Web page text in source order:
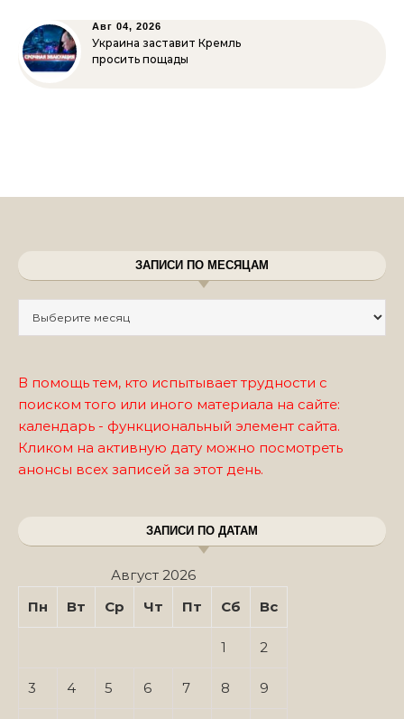
Авг 04, 2026
Украина заставит Кремль
просить пощады
ЗАПИСИ ПО МЕСЯЦАМ
В помощь тем, кто испытывает трудности с
поиском того или иного материала на сайте:
календарь - функциональный элемент сайта.
Кликом на активную дату можно посмотреть
анонсы всех записей за этот день.
ЗАПИСИ ПО ДАТАМ
Август 2026
Пн
Вт Ср Чт Пт Сб Вс
1 2
3 4 5 6 7 8 9